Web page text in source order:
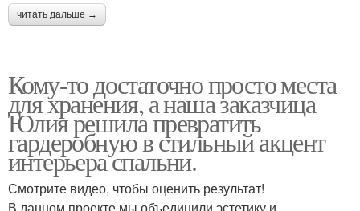
читать дальше →
Кому-то достаточно просто места
для хранения, а наша заказчица
Юлия решила превратить
гардеробную в стильный акцент
интерьера спальни.
Смотрите видео, чтобы оценить результат!
В данном проекте мы объединили эстетику и